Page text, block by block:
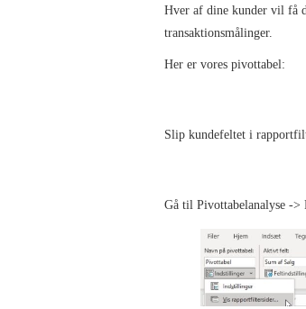
Hver af dine kunder vil få
transaktionsmålinger.
Her er vores pivottabel:
Slip kundefeltet i
Gå til Pivottabelanalyse -